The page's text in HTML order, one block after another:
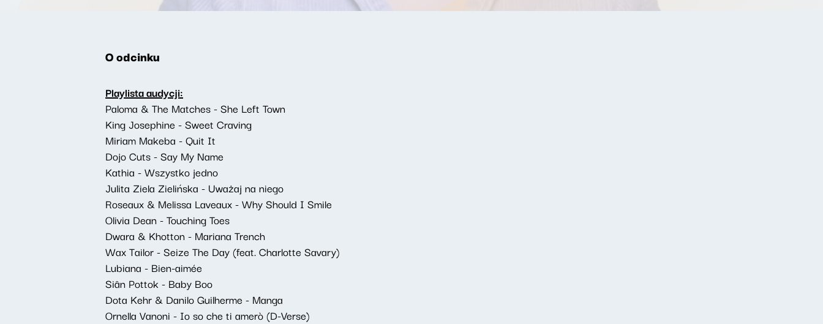
O odcinku
Playlista audycji:
Paloma & The Matches - She Left Town
King Josephine - Sweet Craving
Miriam Makeba - Quit It
Dojo Cuts - Say My Name
Kathia - Wszystko jedno
Julita Ziela Zielińska - Uważaj na niego
Roseaux & Melissa Laveaux - Why Should I Smile
Olivia Dean - Touching Toes
Dwara & Khotton - Mariana Trench
Wax Tailor - Seize The Day (feat. Charlotte Savary)
Lubiana - Bien-aimée
Siân Pottok - Baby Boo
Dota Kehr & Danilo Guilherme - Manga
Ornella Vanoni - Io so che ti amerò (D-Verse)